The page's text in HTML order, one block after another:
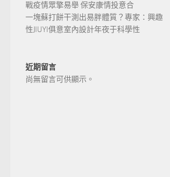
戰疫情眾擎易舉 保安康情投意合
一塊蘇打餅干測出易胖體質？專家：興趣
性JIUYI俱意室內設計年夜于科學性
近期留言
尚無留言可供顯示。